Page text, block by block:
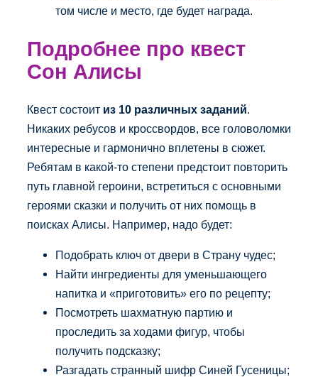
том числе и место, где будет награда.
Подробнее про квест
Сон Алисы
Квест состоит из 10 различных заданий.
Никаких ребусов и кроссвордов, все головоломки
интересные и гармонично вплетены в сюжет.
Ребятам в какой-то степени предстоит повторить
путь главной героини, встретиться с основными
героями сказки и получить от них помощь в
поисках Алисы. Например, надо будет:
Подобрать ключ от двери в Страну чудес;
Найти ингредиенты для уменьшающего
напитка и «приготовить» его по рецепту;
Посмотреть шахматную партию и
проследить за ходами фигур, чтобы
получить подсказку;
Разгадать странный шифр Синей Гусеницы;